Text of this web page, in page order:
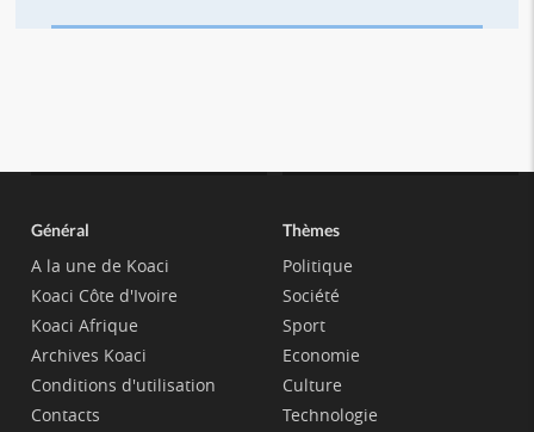
Général
A la une de Koaci
Koaci Côte d'Ivoire
Koaci Afrique
Archives Koaci
Conditions d'utilisation
Contacts
Thèmes
Politique
Société
Sport
Economie
Culture
Technologie